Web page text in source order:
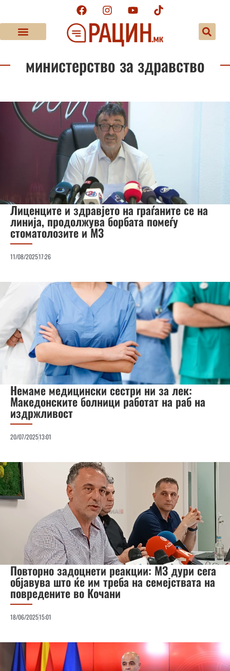
министерство за здравство
Лиценците и здравјето на граѓаните се на
линија, продолжува борбата помеѓу
стоматолозите и МЗ
11/08/202517:26
Немаме медицински сестри ни за лек:
Македонските болници работат на раб на
издржливост
20/07/202513:01
Повторно задоцнети реакции: МЗ дури сега
објавува што ќе им треба на семејствата на
повредените во Кочани
18/06/202515:01